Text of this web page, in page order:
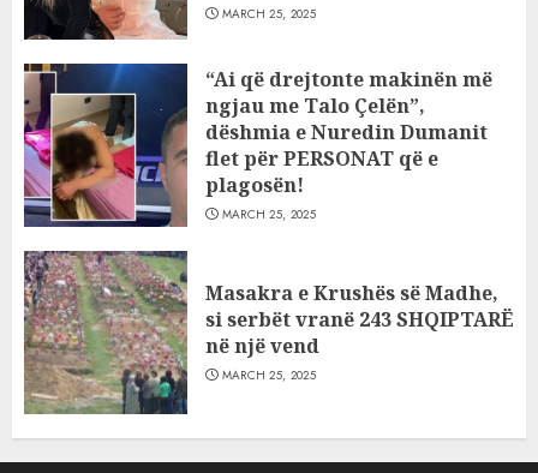
MARCH 25, 2025
“Ai që drejtonte makinën më
ngjau me Talo Çelën”,
dëshmia e Nuredin Dumanit
flet për PERSONAT që e
plagosën!
MARCH 25, 2025
Masakra e Krushës së Madhe,
si serbët vranë 243 SHQIPTARË
në një vend
MARCH 25, 2025